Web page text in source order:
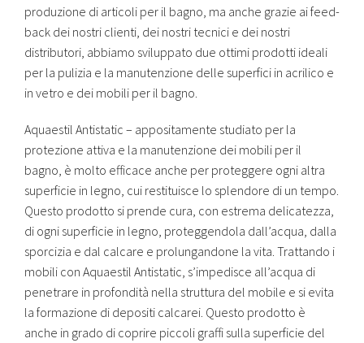
produzione di articoli per il bagno, ma anche grazie ai feed-
back dei nostri clienti, dei nostri tecnici e dei nostri
distributori, abbiamo sviluppato due ottimi prodotti ideali
per la pulizia e la manutenzione delle superfici in acrilico e
in vetro e dei mobili per il bagno.
Aquaestil Antistatic – appositamente studiato per la
protezione attiva e la manutenzione dei mobili per il
bagno, è molto efficace anche per proteggere ogni altra
superficie in legno, cui restituisce lo splendore di un tempo.
Questo prodotto si prende cura, con estrema delicatezza,
di ogni superficie in legno, proteggendola dall’acqua, dalla
sporcizia e dal calcare e prolungandone la vita. Trattando i
mobili con Aquaestil Antistatic, s’impedisce all’acqua di
penetrare in profondità nella struttura del mobile e si evita
la formazione di depositi calcarei. Questo prodotto è
anche in grado di coprire piccoli graffi sulla superficie del